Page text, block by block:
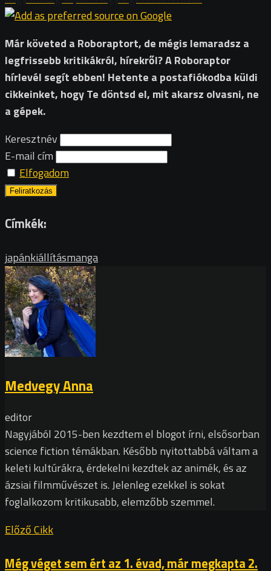
Már követed a Roboraptort, de mégis lemaradsz a
legfrissebb kritikákról, hírekről? A Roboraptor
hírlevél segít ebben! Hetente a postafiókodba küldi
cikkeinket, hogy Te döntsd el, mit akarsz olvasni, ne
a gépek.
Keresztnév
E-mail cím
Elfogadom
Címkék:
japánkiállításmanga
Medvegy Anna
editor
Nagyjából 2015-ben kezdtem el blogot írni, elsősorban
science fiction témákban. Később nyitottabbá váltam a
keleti kultúrákra, érdekelni kezdtek az animék, és az
ázsiai filmművészet is. Jelenleg ezekkel is sokat
foglalkozom kritikusabb, elemzőbb szemmel.
Előző Cikk
Még véget sem ért az 1. évad, már megkapta 2.